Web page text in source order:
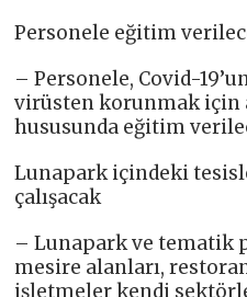
Personele eğitim
– Personele, Covid-
virüsten korunmak için
hususunda eğitim
Lunapark içindeki
çalışacak
– Lunapark ve tematik
mesire alanları,
işletmeler kendi